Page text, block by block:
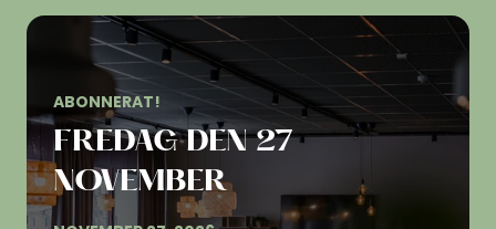
ABONNERAT!
FREDAG DEN 27
NOVEMBER